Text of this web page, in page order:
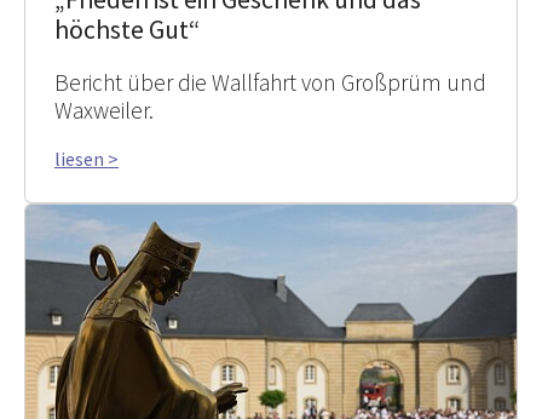
höchste Gut“
Bericht über die Wallfahrt von Großprüm und
Waxweiler.
liesen >